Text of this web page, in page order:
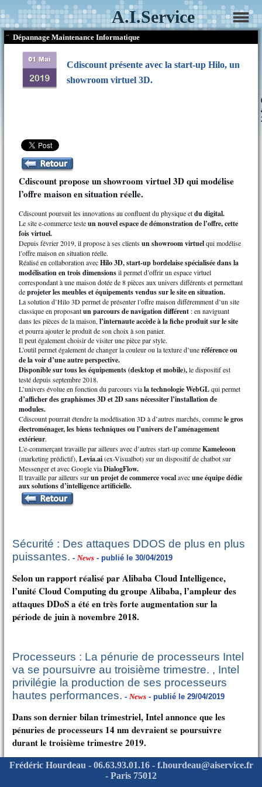
A.I.Service
¨ Dépannage Maintenance Informatique
Cdiscount présente avec la start-up Hilo, un
showroom virtuel 3D.
Cdiscount propose un showroom virtuel 3D qui modélise
l’offre maison en situation réelle.
Cdiscount poursuit les innovations au confluent du physique etdu digital.
Le site e-commerce testeun nouvel espace de démonstration de l’offre, cette
fois virtuel.
Depuis février 2019, il propose à ses clientsun showroom virtuelqui modélise
l’offre maison en situation réelle.
Réalisé en collaboration avecHilo 3D, start-up bordelaise spécialisée dans la
modélisation en trois dimensionsil permet d’offrir un espace virtuel
correspondant à une maison dotée de 8 pièces aux univers différents et permettant
deprojeter les meubles et équipements vendus sur le site en situation.
La solution d’Hilo 3D permet de présenter l’offre maison différemment d’un site
classique en proposantun parcours de navigation différent : en naviguant
dans les pièces de la maison, l’internaute accède à la fiche produit sur le site
et pourra ajouter le produit de son choix à son panier.
Il peut également choisir de visiter une pièce par style.
L’outil permet également de changer la couleur ou la texture d’uneréférence ou
de la voir d’une autre perspective.
Disponible sur tous les équipements (desktop et mobile),le dispositif est
testé depuis septembre 2018.
L’univers évolue en fonction du parcours viala technologie WebGLqui permet
d’afficher des graphismes 3D et 2D sans nécessiter l’installation de
modules.
Cdiscount pourrait étendre la modélisation 3D à d’autres marchés, commele gros
électroménager, les biens techniques ou l’univers de l’aménagement
extérieur.
L'e-commerçant travaille par ailleurs avec d’autres start-up commeKameleoon
(marketing prédictif), Levia.ai(ex-Visualbot) sur un dispositif de chatbot sur
Messenger et avec Google viaDialogFlow.
Il travaille par ailleurs surun projet de commerce vocalavecune équipe dédie
aux solutions d’intelligence artificielle.
Sécurité : Des attaques DDOS de plus en plus
puissantes. - News - publié le 30/04/2019
Selon un rapport réalisé par Alibaba Cloud Intelligence,
l’unité Cloud Computing du groupe Alibaba, l’ampleur des
attaques DDoS a été en très forte augmentation sur la
période de juin à novembre 2018.
Processeurs : La pénurie de processeurs Intel
va se poursuivre au troisième trimestre. , Intel
privilégie la production de ses processeurs
hautes performances. - News - publié le 29/04/2019
Dans son dernier bilan trimestriel, Intel annonce que les
pénuries de processeurs 14 nm devraient se poursuivre
durant le troisième trimestre 2019.
Frédéric Hourdeau - 06.63.93.01.16 - f.hourdeau@aiservice.fr
- Paris 75012